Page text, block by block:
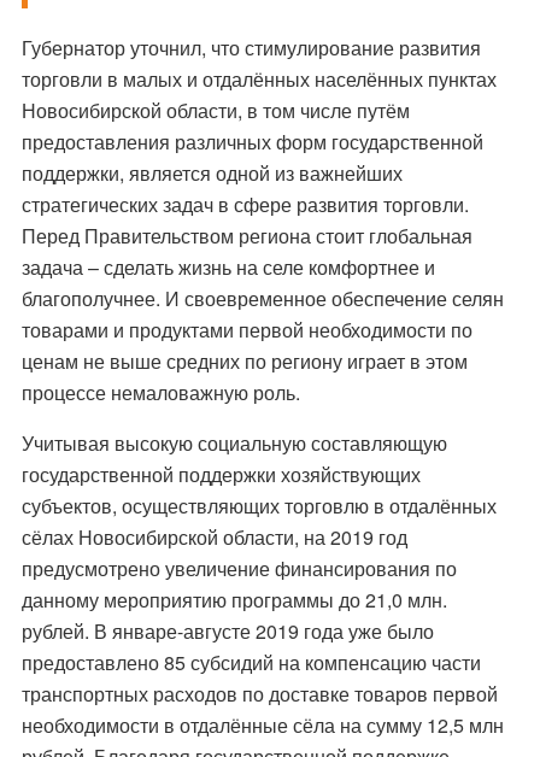
Губернатор уточнил, что стимулирование развития
торговли в малых и отдалённых населённых пунктах
Новосибирской области, в том числе путём
предоставления различных форм государственной
поддержки, является одной из важнейших
стратегических задач в сфере развития торговли.
Перед Правительством региона стоит глобальная
задача – сделать жизнь на селе комфортнее и
благополучнее. И своевременное обеспечение селян
товарами и продуктами первой необходимости по
ценам не выше средних по региону играет в этом
процессе немаловажную роль.
Учитывая высокую социальную составляющую
государственной поддержки хозяйствующих
субъектов, осуществляющих торговлю в отдалённых
сёлах Новосибирской области, на 2019 год
предусмотрено увеличение финансирования по
данному мероприятию программы до 21,0 млн.
рублей. В январе-августе 2019 года уже было
предоставлено 85 субсидий на компенсацию части
транспортных расходов по доставке товаров первой
необходимости в отдалённые сёла на сумму 12,5 млн